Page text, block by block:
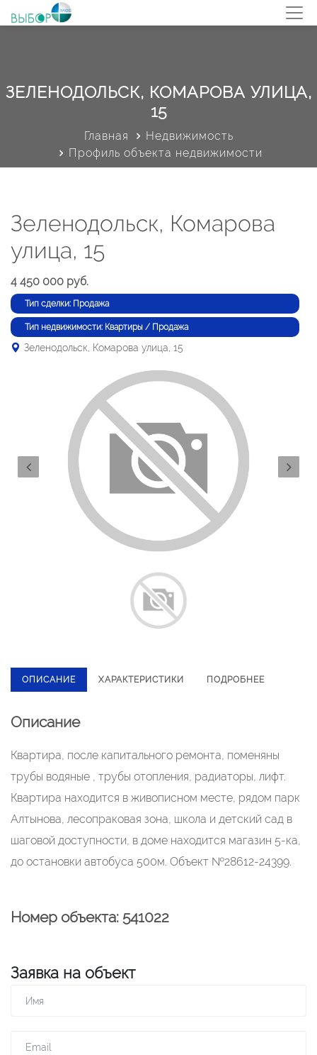
ЗЕЛЕНОДОЛЬСК, КОМАРОВА УЛИЦА,
15
Главная
Недвижимость
Профиль объекта недвижимости
Зеленодольск, Комарова
улица, 15
4 450 000 руб.
Тип сделки: Продажа
Тип недвижимости: Квартиры / Продажа
Зеленодольск, Комарова улица, 15
ОПИСАНИЕ ХАРАКТЕРИСТИКИ ПОДРОБНЕЕ
Описание
Квартира, после капитального ремонта, поменяны
трубы водяные , трубы отопления, радиаторы, лифт.
Квартира находится в живописном месте, рядом парк
Алтынова, лесопраковая зона, школа и детский сад в
шаговой доступности, в доме находится магазин 5-ка,
до остановки автобуса 500м. Объект №28612-24399.
Номер объекта: 541022
Заявка на объект